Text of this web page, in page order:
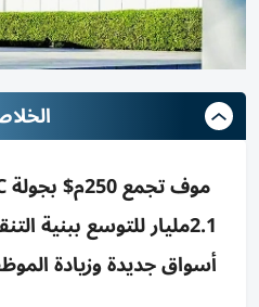
2.1مليار للتوسع ببنية
أسواق جديدة وزيادة الموظفين لـ500